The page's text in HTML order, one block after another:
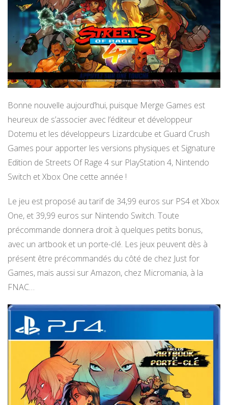
Bonne nouvelle aujourd’hui, puisque Merge Games est
heureux de s’associer avec l’éditeur et développeur
Dotemu et les développeurs Lizardcube et Guard Crush
Games pour apporter les versions physiques et Signature
Edition de Streets Of Rage 4 sur PlayStation 4, Nintendo
Switch et Xbox One cette année !
Le jeu est proposé au tarif de 34,99 euros sur PS4 et Xbox
One, et 39,99 euros sur Nintendo Switch. Toute
précommande donnera droit à quelques petits bonus,
avec un artbook et un porte-clé. Les jeux peuvent dès à
présent être précommandés du côté de chez Just for
Games, mais aussi sur Amazon, chez Micromania, à la
FNAC…